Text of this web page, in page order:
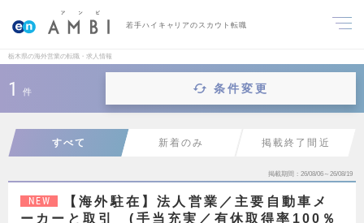
若手ハイキャリアのスカウト転職
栃木県の海外営業の転職・求人情報
1 件 条件変更
すべて 新着のみ 掲載終了間近
掲載期間 26/08/06～26/08/19
NEW
【海外駐在】法人営業／主要自動車メ
ーカーと取引 (手当充実／有休取得率100％